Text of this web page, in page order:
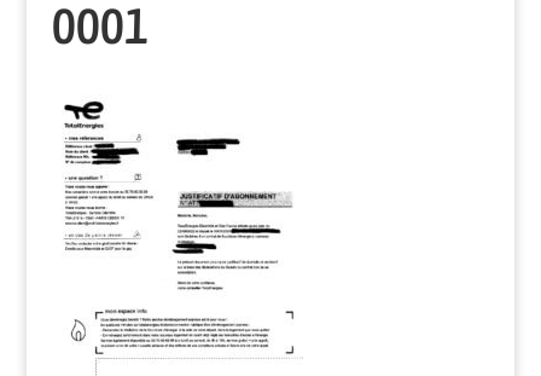
0001